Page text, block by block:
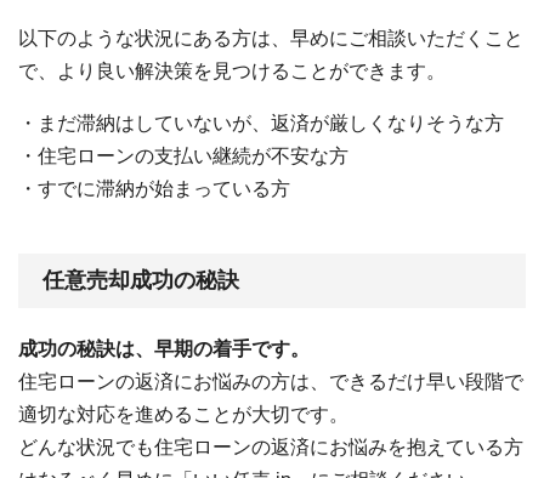
以下のような状況にある方は、早めにご相談いただくこと
で、より良い解決策を見つけることができます。
・まだ滞納はしていないが、返済が厳しくなりそうな方
・住宅ローンの支払い継続が不安な方
・すでに滞納が始まっている方
任意売却成功の秘訣
成功の秘訣は、早期の着手です。
住宅ローンの返済にお悩みの方は、できるだけ早い段階で
適切な対応を進めることが大切です。
どんな状況でも住宅ローンの返済にお悩みを抱えている方